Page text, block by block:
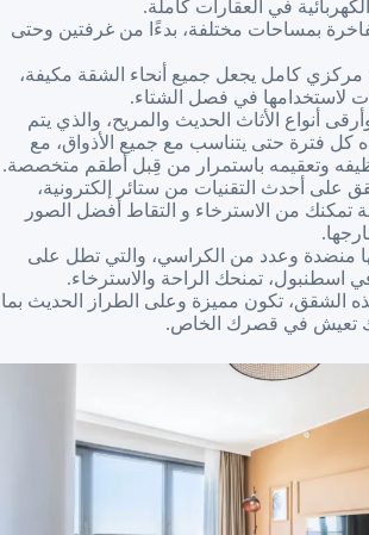
في العقارات كاملة.
بمساحات مختلفة، بدءًا من غرفتين وحتى
مركزي كامل يجعل جميع أنحاء الشقة مكيفة،
لاستخدامها في فصل الشتاء.
أنواع الأثاث الحديث والمريح، والذي يتم
كل فترة حتى يتناسب مع جميع الأذواق، مع
وتعقيمه باستمرار من قِبل أطقم متخصصة.
على أحدث التقنيات من ستائر إلكترونية،
تمكنك من الاسترخاء و التقاط أفضل الصور
منضدة وعدد من الكراسي، والتي تطل على
اسطنبول، تمنحك الراحة والاسترخاء.
الشقق، تكون مميزة وعلى الطراز الحديث بما
تعيش في قصرك الخاص.